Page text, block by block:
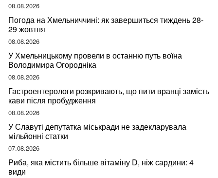
08.08.2026
Погода на Хмельниччині: як завершиться тиждень 28-
29 жовтня
08.08.2026
У Хмельницькому провели в останню путь воїна
Володимира Огородніка
08.08.2026
Гастроентерологи розкривають, що пити вранці замість
кави після пробудження
08.08.2026
У Славуті депутатка міськради не задекларувала
мільйонні статки
07.08.2026
Риба, яка містить більше вітаміну D, ніж сардини: 4
види